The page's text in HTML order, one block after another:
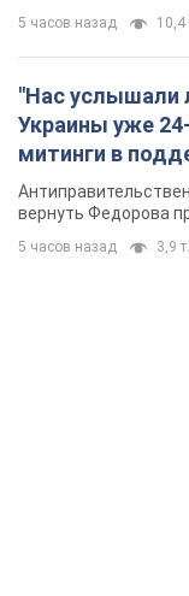
5 часов назад 10,4
"Нас услышали
Украины уже
митинги в
вернуть Федорова
5 часов назад 3,9 т.